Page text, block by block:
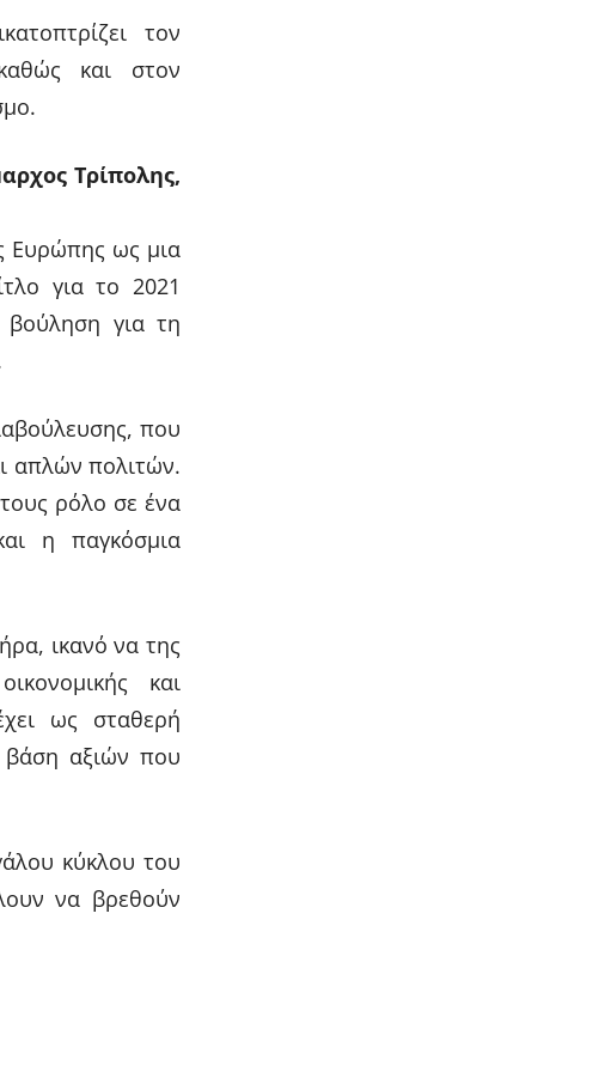
τον
και στον
Τρίπολης,
Ευρώπης ως μια
για το 2021
βούληση για τη
που
απλών πολιτών.
ρόλο σε ένα
η παγκόσμια
ικανό να της
και
ως σταθερή
βάση αξιών που
κύκλου του
να βρεθούν